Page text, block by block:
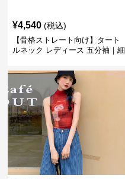
¥4,540 (税込)
【骨格ストレート向け】タート
ルネック レディース 五分袖｜細
M~2XL